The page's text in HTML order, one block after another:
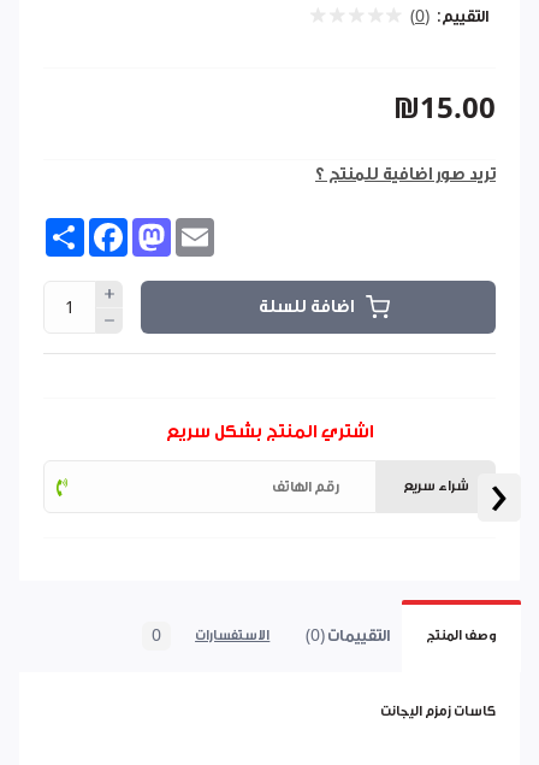
‹
التقييم: (0)
₪15.00
تريد صور اضافية للمنتج ؟
Share FacebookMastodon
اضافة للسلة
اشتري المنتج بشكل سريع
شراء سريع
وصف المنتج التقييمات (0) الاستفسارات 0
كاسات زمزم اليجانت